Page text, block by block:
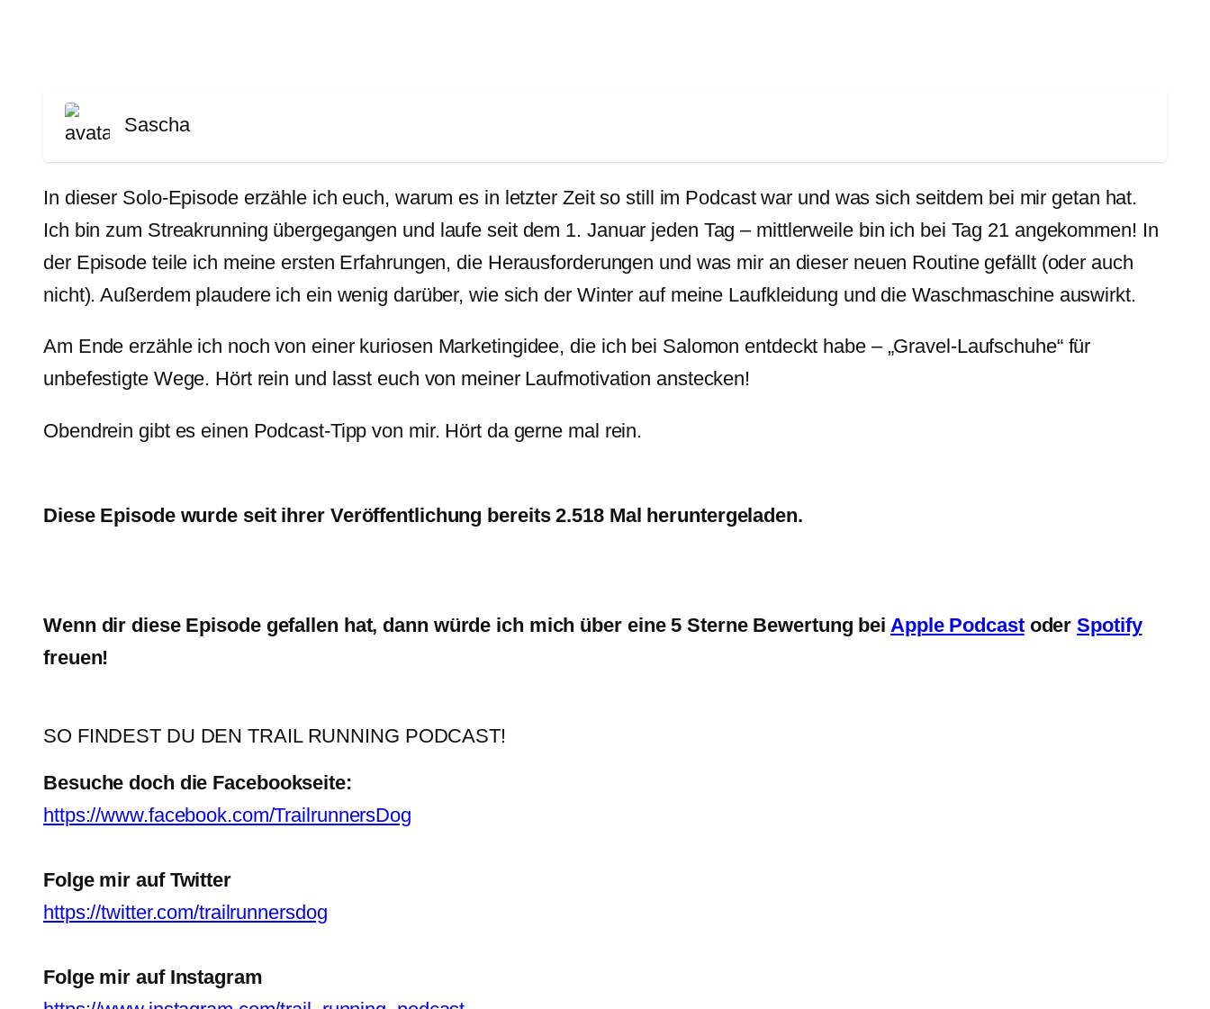
Sascha
In dieser Solo-Episode erzähle ich euch, warum es in letzter Zeit so still im Podcast war und was sich seitdem bei mir getan hat.
Ich bin zum Streakrunning übergegangen und laufe seit dem 1. Januar jeden Tag – mittlerweile bin ich bei Tag 21 angekommen! In
der Episode teile ich meine ersten Erfahrungen, die Herausforderungen und was mir an dieser neuen Routine gefällt (oder auch
nicht). Außerdem plaudere ich ein wenig darüber, wie sich der Winter auf meine Laufkleidung und die Waschmaschine auswirkt.
Am Ende erzähle ich noch von einer kuriosen Marketingidee, die ich bei Salomon entdeckt habe – „Gravel-Laufschuhe“ für
unbefestigte Wege. Hört rein und lasst euch von meiner Laufmotivation anstecken!
Obendrein gibt es einen Podcast-Tipp von mir. Hört da gerne mal rein.
Diese Episode wurde seit ihrer Veröffentlichung bereits 2.518 Mal heruntergeladen.
Wenn dir diese Episode gefallen hat, dann würde ich mich über eine 5 Sterne Bewertung bei Apple PodcastoderSpotify
freuen!
SO FINDEST DU DEN TRAIL RUNNING PODCAST!
Besuche doch die Facebookseite:
https://www.facebook.com/TrailrunnersDog
Folge mir auf Twitter
https://twitter.com/trailrunnersdog
Folge mir auf Instagram